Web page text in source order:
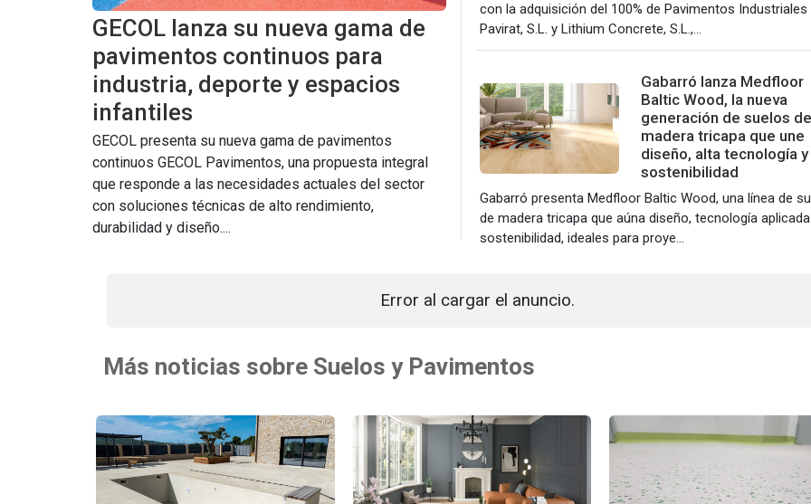
GECOL lanza su nueva gama de
pavimentos continuos para
industria, deporte y espacios
infantiles
GECOL presenta su nueva gama de pavimentos
continuos GECOL Pavimentos, una propuesta integral
que responde a las necesidades actuales del sector
con soluciones técnicas de alto rendimiento,
durabilidad y diseño....
con la adquisición del 100% de Pavimentos Industriales
Pavirat, S.L. y Lithium Concrete, S.L.,...
Gabarró lanza Medfloor
Baltic Wood, la nueva
generación de suelos de
madera tricapa que une
diseño, alta tecnología y
sostenibilidad
Gabarró presenta Medfloor Baltic Wood, una línea de
de madera tricapa que aúna diseño, tecnología
sostenibilidad, ideales para proye...
Error al cargar el anuncio.
Más noticias sobre Suelos y Pavimentos